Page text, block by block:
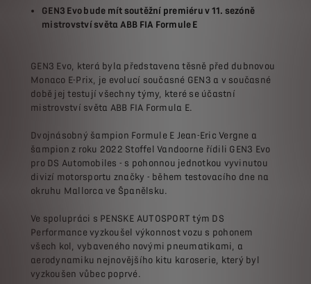
GEN3 Evo bude mít soutěžní premiéru v 11. sezóně
mistrovství světa ABB FIA Formule E
GEN3 Evo, která byla představena těsně před dubnovou
Monaco E-Prix, je evolucí současné GEN3 a v současné
době jej testují všechny týmy, které se účastní
mistrovství světa ABB FIA Formula E.
Dvojnásobný šampion Formule E Jean-Eric Vergne a
šampion z roku 2022 Stoffel Vandoorne řídili GEN3 Evo
pro DS Automobiles - s pohonnou jednotkou vyvinutou
divizí motorsportu značky - během testovacího dne na
okruhu Mallorca ve Španělsku.
Ve spolupráci s PENSKE AUTOSPORT tým DS
Performance vyzkoušel výkonnost vozu s pohonem
všech kol, vybaveného novými pneumatikami, a
aerodynamiku nejnovějšího kitu karoserie, který byl
vyzkoušen vůbec poprvé.